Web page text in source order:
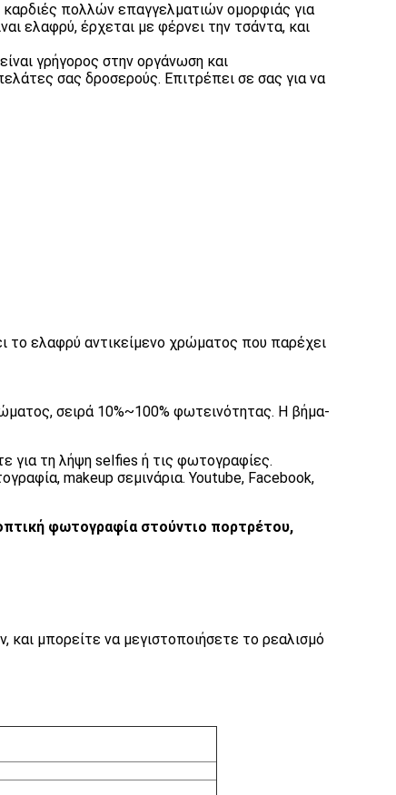
πολλών επαγγελματιών ομορφιάς για
ελαφρύ, έρχεται με φέρνει την τσάντα, και
γρήγορος στην οργάνωση και
σας δροσερούς. Επιτρέπει σε σας για να
το ελαφρύ αντικείμενο χρώματος που παρέχει
σειρά 10%~100% φωτεινότητας. Η βήμα-
για τη λήψη selfies ή τις φωτογραφίες.
makeup σεμινάρια. Youtube, Facebook,
φωτογραφία στούντιο πορτρέτου,
μπορείτε να μεγιστοποιήσετε το ρεαλισμό